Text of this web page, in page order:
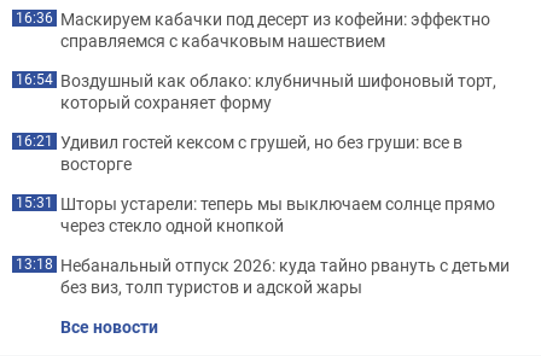
16:36 Маскируем кабачки под десерт из кофейни: эффектно
справляемся с кабачковым нашествием
16:54 Воздушный как облако: клубничный шифоновый торт,
который сохраняет форму
16:21 Удивил гостей кексом с грушей, но без груши: все в
восторге
15:31 Шторы устарели: теперь мы выключаем солнце прямо
через стекло одной кнопкой
13:18 Небанальный отпуск 2026: куда тайно рвануть с детьми
без виз, толп туристов и адской жары
Все новости